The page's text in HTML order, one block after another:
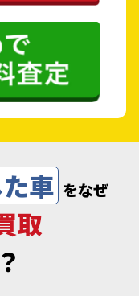
車 をなぜ
取